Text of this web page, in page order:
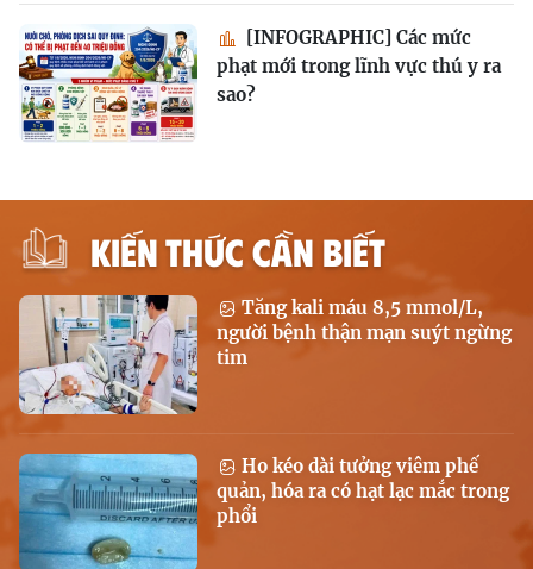
[INFOGRAPHIC] Các mức
phạt mới trong lĩnh vực thú y ra
sao?
KIẾN THỨC CẦN BIẾT
Tăng kali máu 8,5 mmol/L,
người bệnh thận mạn suýt ngừng
tim
Ho kéo dài tưởng viêm phế
quản, hóa ra có hạt lạc mắc trong
phổi